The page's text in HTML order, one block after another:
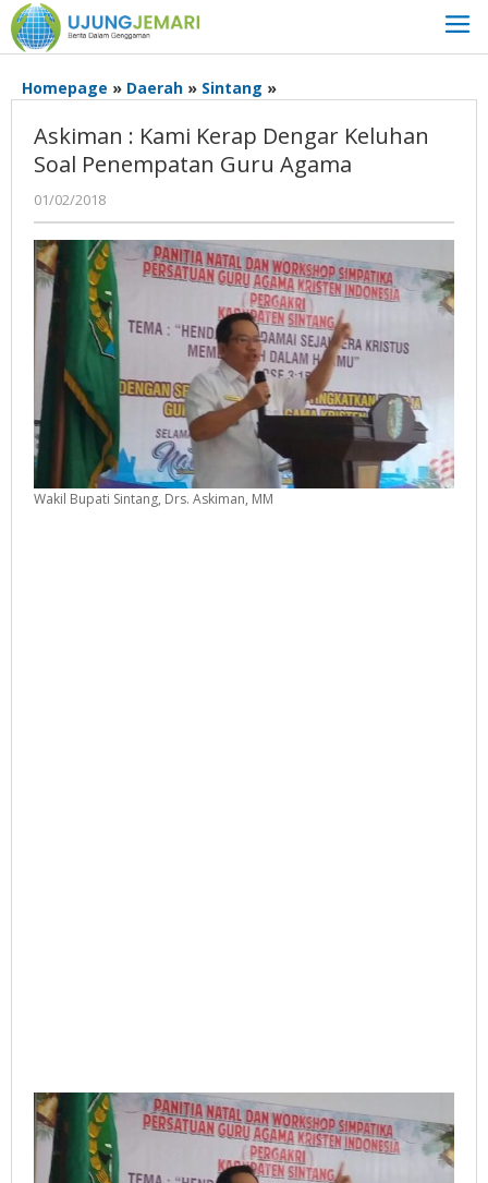
Lewati
ke
konten
Homepage » Daerah » Sintang »Askiman
Kami
Kerap
Dengar
Soal
Penempatan
Guru
Agama
Askiman : Kami Kerap Dengar Keluhan
Soal Penempatan Guru Agama
01/02/2018
ujungjemari
Wakil Bupati Sintang, Drs. Askiman, MM